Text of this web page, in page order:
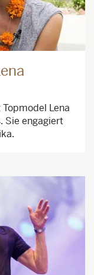
Lena
Sie engagiert